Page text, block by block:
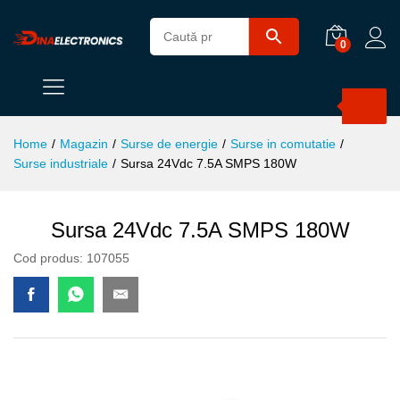
0
Home / Magazin / Surse de energie / Surse in comutatie /
Surse industriale / Sursa 24Vdc 7.5A SMPS 180W
Sursa 24Vdc 7.5A SMPS 180W
Cod produs: 107055